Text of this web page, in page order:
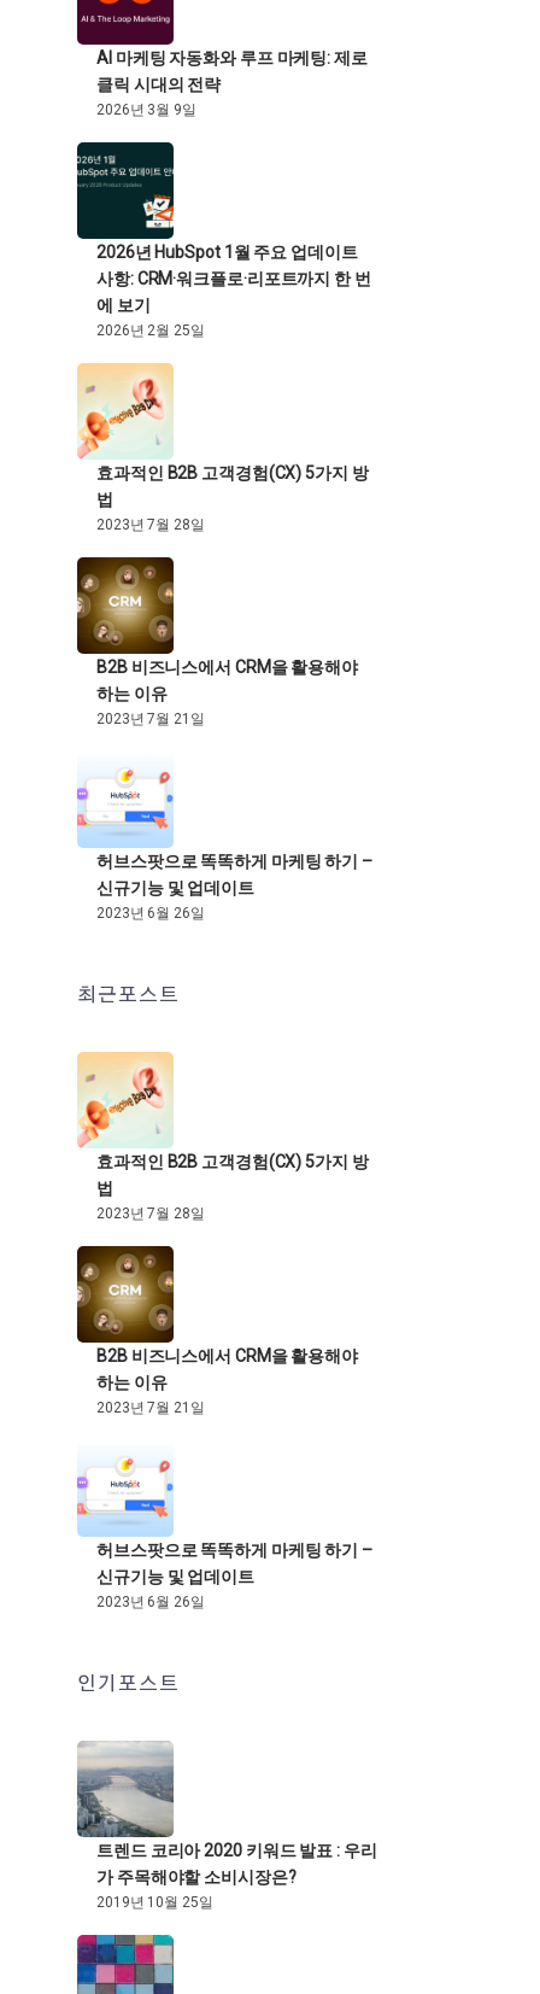
AI 마케팅 자동화와 루프 마케팅: 제로
클릭 시대의 전략
2026년 3월 9일
2026년 HubSpot 1월 주요 업데이트
사항: CRM·워크플로·리포트까지 한 번
에 보기
2026년 2월 25일
효과적인 B2B 고객경험(CX) 5가지 방
법
2023년 7월 28일
B2B 비즈니스에서 CRM을 활용해야
하는 이유
2023년 7월 21일
허브스팟으로 똑똑하게 마케팅 하기 –
신규기능 및 업데이트
2023년 6월 26일
최근포스트
효과적인 B2B 고객경험(CX) 5가지 방
법
2023년 7월 28일
B2B 비즈니스에서 CRM을 활용해야
하는 이유
2023년 7월 21일
허브스팟으로 똑똑하게 마케팅 하기 –
신규기능 및 업데이트
2023년 6월 26일
인기포스트
트렌드 코리아 2020 키워드 발표 : 우리
가 주목해야할 소비시장은?
2019년 10월 25일